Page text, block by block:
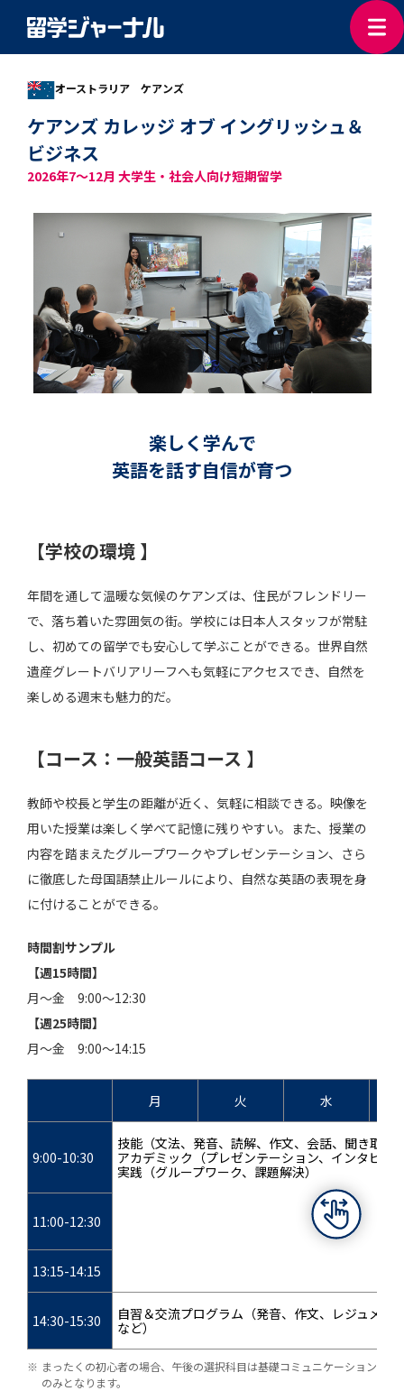
ケアンズ カレッジ オブ イングリッシュ＆
ビジネス
2026年7～12月 大学生・社会人向け短期留学
オーストラリア ケアンズ
楽しく学んで
英語を話す自信が育つ
【学校の環境 】
年間を通して温暖な気候のケアンズは、住民がフレンドリー
で、落ち着いた雰囲気の街。学校には日本人スタッフが常駐
し、初めての留学でも安心して学ぶことができる。世界自然
遺産グレートバリアリーフへも気軽にアクセスでき、自然を
楽しめる週末も魅力的だ。
【コース：一般英語コース 】
教師や校長と学生の距離が近く、気軽に相談できる。映像を
用いた授業は楽しく学べて記憶に残りやすい。また、授業の
内容を踏まえたグループワークやプレゼンテーション、さら
に徹底した母国語禁止ルールにより、自然な英語の表現を身
に付けることができる。
時間割サンプル
【週15時間】
月～金 9:00～12:30
【週25時間】
月～金 9:00～14:15
月 火 水
9:00-10:30
技能（文法、発音、読解、作文、会話、聞き取り
アカデミック（プレゼンテーション、インタビュ
実践（グループワーク、課題解決）
11:00-12:30
13:15-14:15
14:30-15:30
自習＆交流プログラム（発音、作文、レジュメ作
など）
まったくの初心者の場合、午後の選択科目は基礎コミュニケーション
のみとなります。